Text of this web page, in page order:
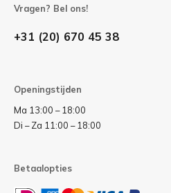
Vragen? Bel ons!
+31 (20) 670 45 38
Openingstijden
Ma 13:00 – 18:00
Di – Za 11:00 – 18:00
Betaalopties